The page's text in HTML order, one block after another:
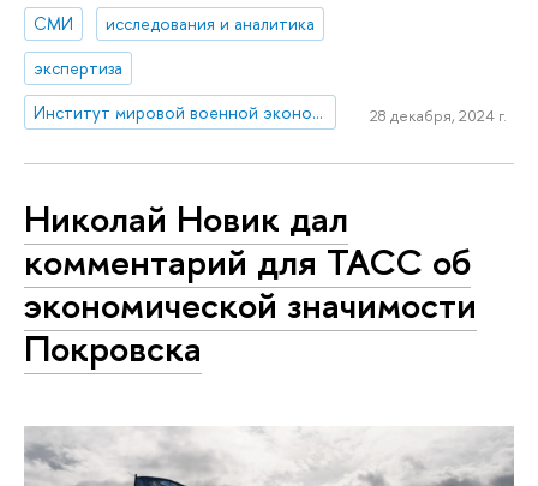
СМИ
исследования и аналитика
экспертиза
Институт мировой военной экономики и стратегии
28 декабря, 2024 г.
Николай Новик дал
комментарий для ТАСС об
экономической значимости
Покровска